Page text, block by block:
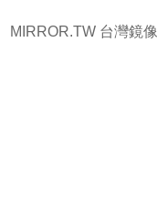
MIRROR.TW 台灣鏡像